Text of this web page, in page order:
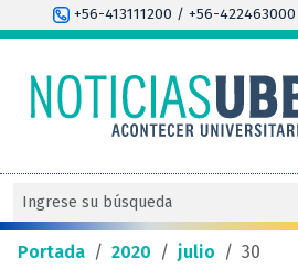
+56-413111200 / +56-422463000
Portada / 2020 / julio / 30